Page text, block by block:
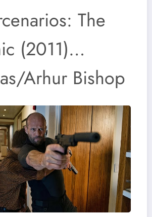
The
(2011)…
Arhur Bishop